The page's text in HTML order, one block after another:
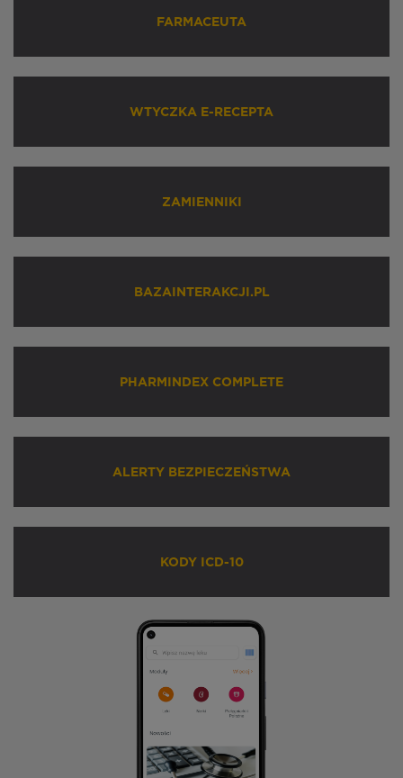
FARMACEUTA
WTYCZKA E-RECEPTA
ZAMIENNIKI
BAZAINTERAKCJI.PL
PHARMINDEX COMPLETE
ALERTY BEZPIECZEŃSTWA
KODY ICD-10